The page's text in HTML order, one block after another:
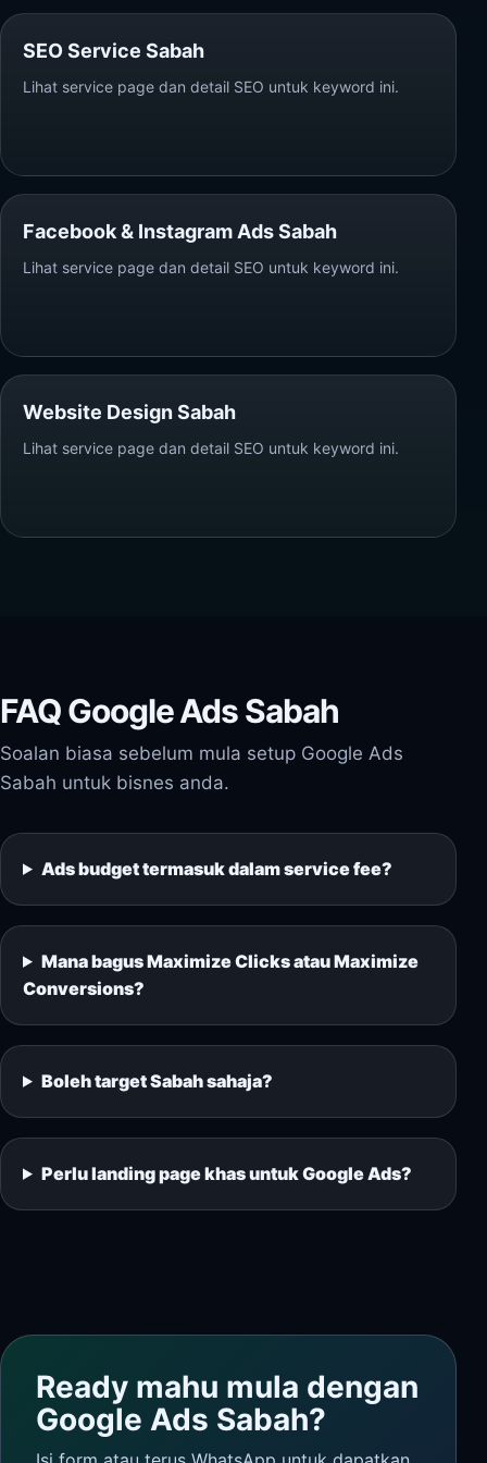
SEO Service Sabah
Lihat service page dan detail SEO untuk keyword ini.
Facebook & Instagram Ads Sabah
Lihat service page dan detail SEO untuk keyword ini.
Website Design Sabah
Lihat service page dan detail SEO untuk keyword ini.
FAQ Google Ads Sabah
Soalan biasa sebelum mula setup Google Ads
Sabah untuk bisnes anda.
Ads budget termasuk dalam service fee?
Mana bagus Maximize Clicks atau Maximize
Conversions?
Boleh target Sabah sahaja?
Perlu landing page khas untuk Google Ads?
Ready mahu mula dengan
Google Ads Sabah?